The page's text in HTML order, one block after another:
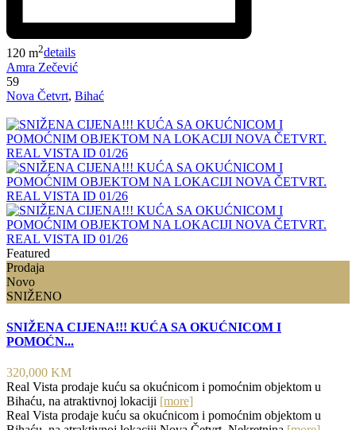
120 m2details
Amra Zečević
59
Nova Četvrt, Bihać
Featured
Prodaja
Novo
SNIŽENO
SNIŽENA CIJENA!!! KUĆA SA OKUĆNICOM I
POMOĆN...
320,000 KM
Real Vista prodaje kuću sa okućnicom i pomoćnim objektom u
Bihaću, na atraktivnoj lokaciji [more]
Real Vista prodaje kuću sa okućnicom i pomoćnim objektom u